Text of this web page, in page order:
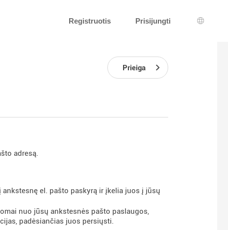
Registruotis Prisijungti
Kalbos
Prieiga
adresą.
el. pašto paskyrą ir įkelia juos į jūsų
nuo jūsų ankstesnės pašto paslaugos,
padėsiančias juos persiųsti.